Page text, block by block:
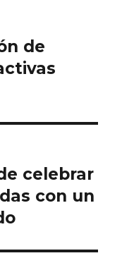
de
celebrar
con un